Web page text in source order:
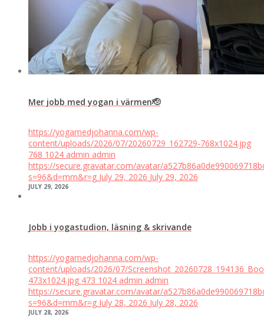
Mer jobb med yogan i värmen🫡
https://yogamedjohanna.com/wp-
content/uploads/2026/07/20260729_162729-768x1024.jpg
768 1024 admin admin
https://secure.gravatar.com/avatar/
s=96&d=mm&r=g July 29, 2026 July 29, 2026
JULY 29, 2026
Jobb i yogastudion, läsning & skrivande
https://yogamedjohanna.com/wp-
content/uploads/2026/07/
473x1024.jpg 473 1024 admin admin
https://secure.gravatar.com/avatar/
s=96&d=mm&r=g July 28, 2026 July 28, 2026
JULY 28, 2026